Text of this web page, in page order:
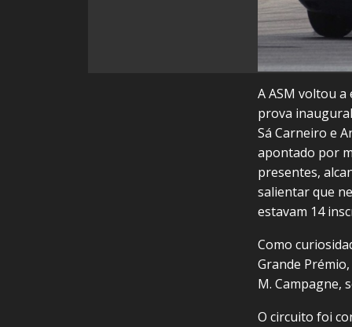
A ASM voltou
prova
Sá Carneiro e
apontado por
presentes,
salientar que
estavam 14
Como
Grande
M. Campagne,
O circuito foi